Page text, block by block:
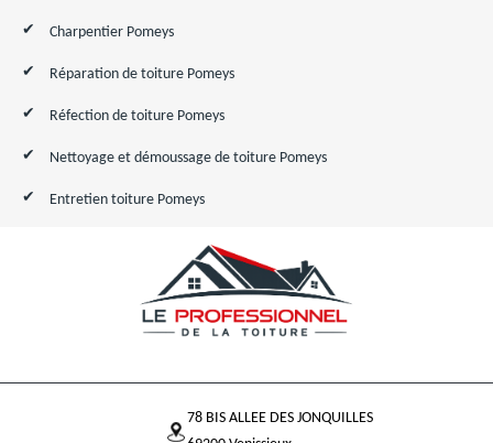
Charpentier Pomeys
Réparation de toiture Pomeys
Réfection de toiture Pomeys
Nettoyage et démoussage de toiture Pomeys
Entretien toiture Pomeys
78 BIS ALLEE DES JONQUILLES